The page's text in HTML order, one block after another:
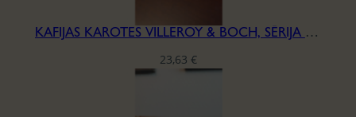
KAFIJAS KAROTES VILLEROY & BOCH, SĒRIJA ELLA
23,63 €